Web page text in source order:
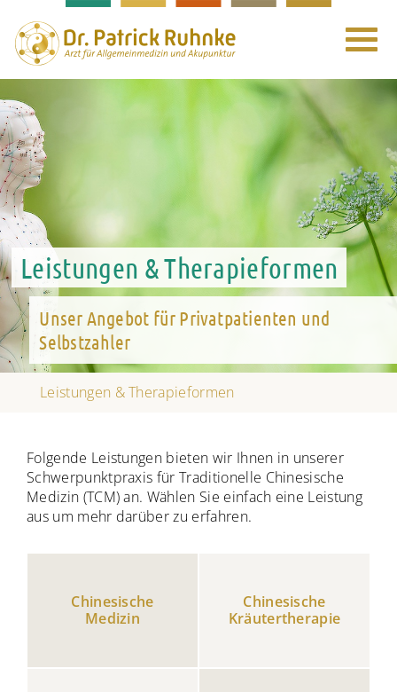
Toggle
Leistungen & Therapieformen
Unser Angebot für Privatpatienten und
Selbstzahler
Leistungen & Therapieformen
Folgende Leistungen bieten wir Ihnen in unserer
Schwerpunktpraxis für Traditionelle Chinesische
Medizin (TCM) an. Wählen Sie einfach eine Leistung
aus um mehr darüber zu erfahren.
Chinesische
Medizin
Chinesische
Kräutertherapie